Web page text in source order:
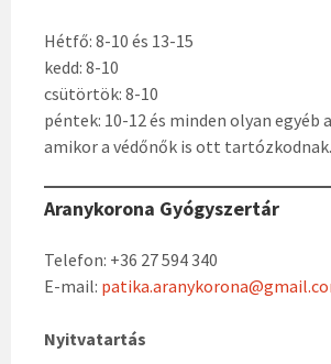
Hétfő: 8-10 és 13-15
kedd: 8-10
csütörtök: 8-10
péntek: 10-12 és minden olyan egyéb
amikor a védőnők is ott tartózkodnak.
Aranykorona Gyógyszertár
Telefon: +36 27 594 340
E-mail:
Nyitvatartás